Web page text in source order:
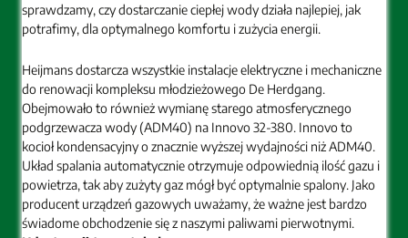
sprawdzamy, czy dostarczanie ciepłej wody działa najlepiej, jak
potrafimy, dla optymalnego komfortu i zużycia energii.
Heijmans dostarcza wszystkie instalacje elektryczne i mechaniczne
do renowacji kompleksu młodzieżowego De Herdgang.
Obejmowało to również wymianę starego atmosferycznego
podgrzewacza wody (ADM40) na Innovo 32-380. Innovo to
kocioł kondensacyjny o znacznie wyższej wydajności niż ADM40.
Układ spalania automatycznie otrzymuje odpowiednią ilość gazu i
powietrza, tak aby zużyty gaz mógł być optymalnie spalony. Jako
producent urządzeń gazowych uważamy, że ważne jest bardzo
świadome obchodzenie się z naszymi paliwami pierwotnymi.